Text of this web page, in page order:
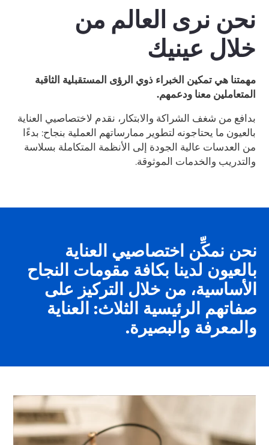
نحن نرى العالم من
خلال عينيك
مهمتنا هي تمكين الخبراء ذوي الرؤى المستقبلية الثاقبة
المتعاملين معنا ودعمهم.
بدافع من شغف الشراكة والابتكار، نقدم لاختصاصيي العناية
بالعيون ما يحتاجونه لتطوير ممارساتهم العملية بنجاح: بدءًا
من العدسات عالية الجودة إلى الأنظمة المتكاملة بسلاسة
والتدريب والخدمات الموثوقة.
نحن نمكِّن اختصاصيي العناية
بالعيون لدينا بكافة مقومات النجاح
الأساسية، من خلال التركيز على
صفاتهم الرئيسية الثلاث: العناية
والمعرفة والبصيرة.